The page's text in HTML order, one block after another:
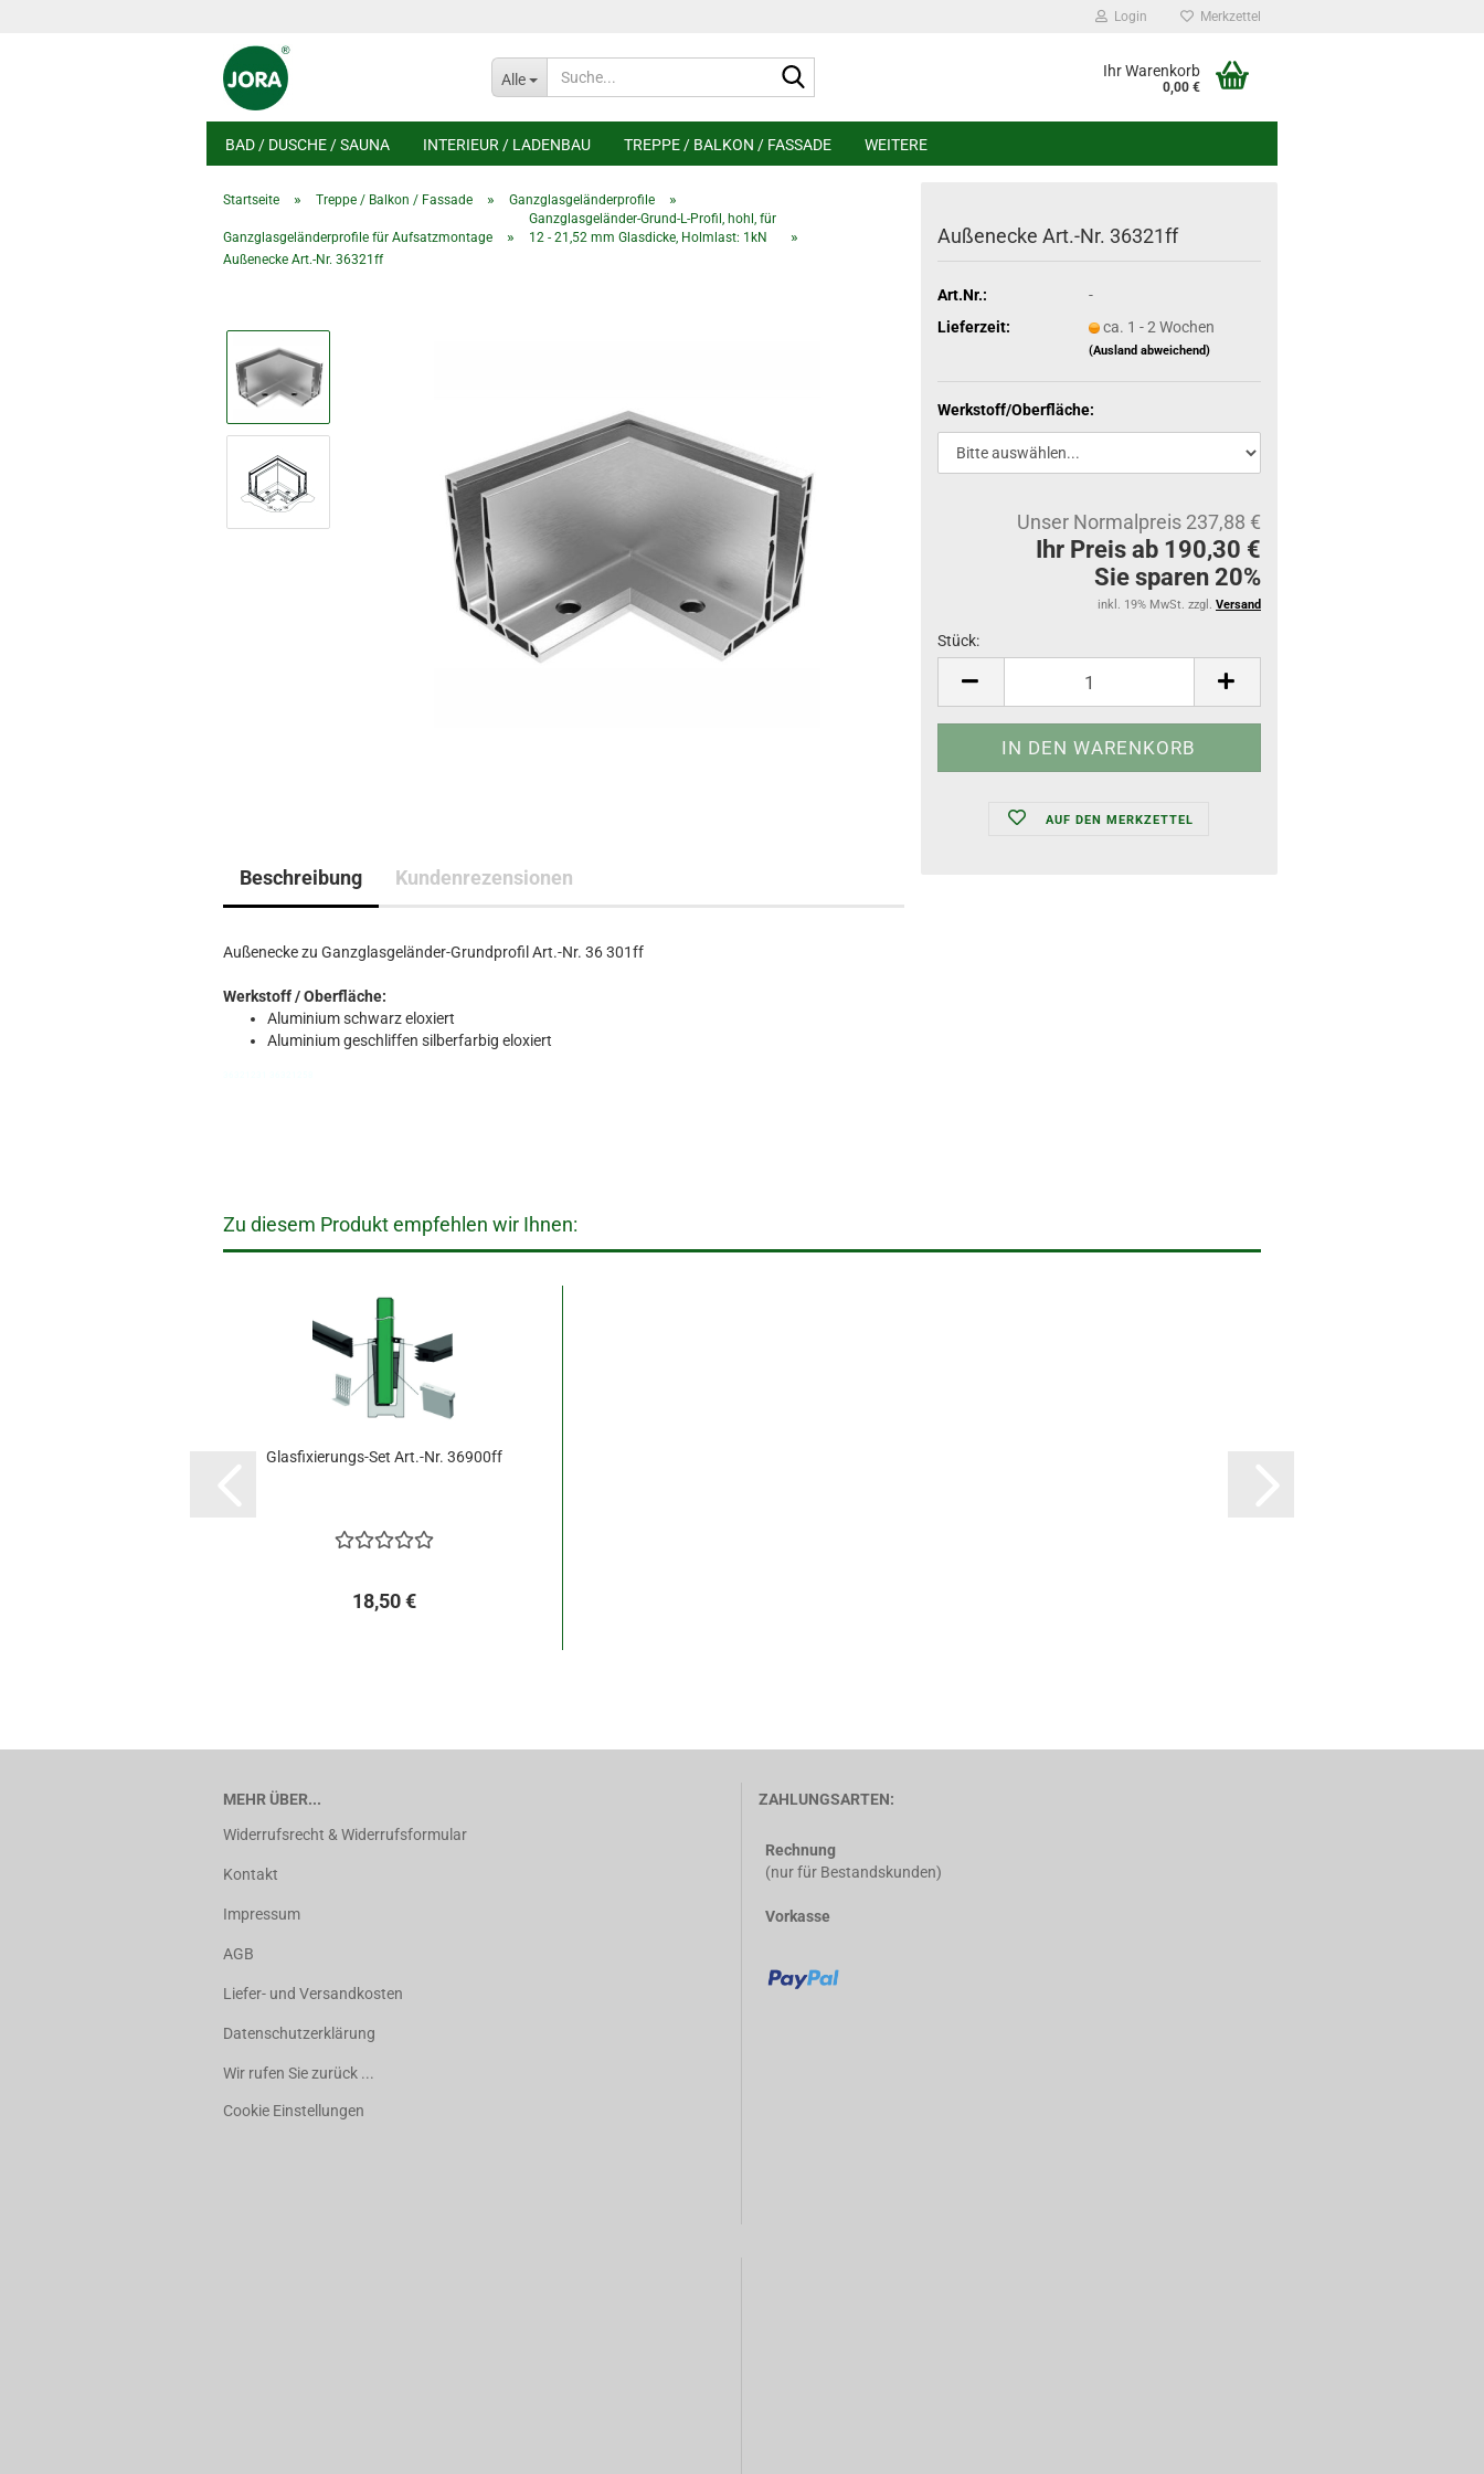
Login Merkzettel
Alle Ihr Warenkorb
0,00 €
BAD / DUSCHE / SAUNA INTERIEUR / LADENBAU TREPPE / BALKON / FASSADE WEITERE
Startseite » Treppe / Balkon / Fassade » Ganzglasgeländerprofile »
Ganzglasgeländerprofile für Aufsatzmontage »
Ganzglasgeländer-Grund-L-Profil, hohl, für
12 - 21,52 mm Glasdicke, Holmlast: 1kN
»
Außenecke Art.-Nr. 36321ff
Außenecke Art.-Nr. 36321ff
Art.Nr.:
-
Lieferzeit:
ca. 1 - 2 Wochen
(Ausland abweichend)
Werkstoff/Oberfläche:
Unser Normalpreis 237,88 €
Ihr Preis ab 190,30 €
Sie sparen 20%
inkl. 19% MwSt. zzgl. Versand
Stück:
Stück
AUF DEN MERKZETTEL
Beschreibung Kundenrezensionen
Außenecke zu Ganzglasgeländer-Grundprofil Art.-Nr. 36 301ff
Werkstoff / Oberfläche:
Aluminium schwarz eloxiert
Aluminium geschliffen silberfarbig eloxiert
Zu diesem Produkt empfehlen wir Ihnen:
Glasfixierungs-Set Art.-Nr. 36900ff
18,50 €
MEHR ÜBER...
Widerrufsrecht & Widerrufsformular
Kontakt
Impressum
AGB
Liefer- und Versandkosten
Datenschutzerklärung
Wir rufen Sie zurück ...
Cookie Einstellungen
ZAHLUNGSARTEN:
Rechnung
(nur für Bestandskunden)
Vorkasse